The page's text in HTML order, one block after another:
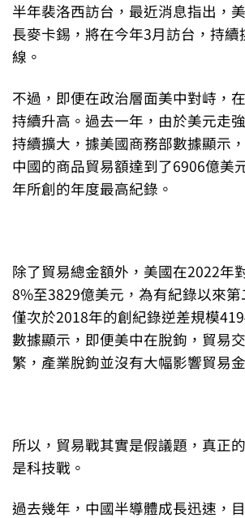
半年裴洛西訪台，最近消息指出，
長麥卡錫，將在今年3月訪台，持續
線。
不過，即便在政治層面美中對峙，
持續升高。過去一年，由於美元走
持續擴大，據美國商務部數據顯示
中國的商品貿易額達到了6906億美
年所創的年度最高紀錄。
除了貿易總金額外，美國在2022年
8%至3829億美元，為有紀錄以來第
僅次於2018年的創紀錄逆差規模
數據顯示，即便美中在脫鉤，貿易
繁，產業脫鉤並沒有大幅影響貿易
所以，貿易戰其實是假議題，真正
是科技戰。
過去幾年，中國半導體成長迅速，